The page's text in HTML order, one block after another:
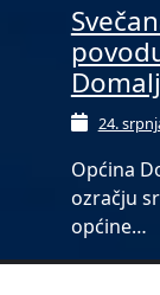
24.
Općina
ozračju
općine…